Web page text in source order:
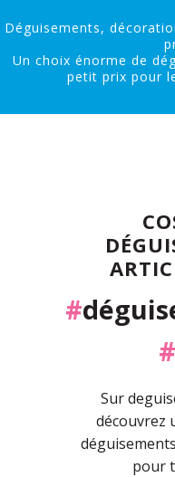
Déguisements,
Un choix énorme de
petit prix pour
#
#
Sur
découvrez
pour